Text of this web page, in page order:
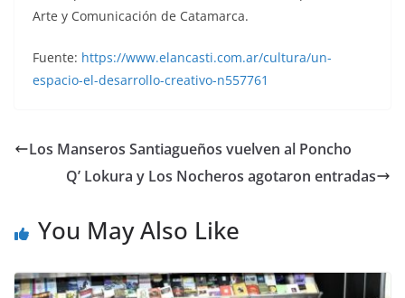
Arte y Comunicación de Catamarca.
Fuente: https://www.elancasti.com.ar/cultura/un-
espacio-el-desarrollo-creativo-n557761
Los Manseros Santiagueños vuelven al Poncho
Q’ Lokura y Los Nocheros agotaron entradas
You May Also Like